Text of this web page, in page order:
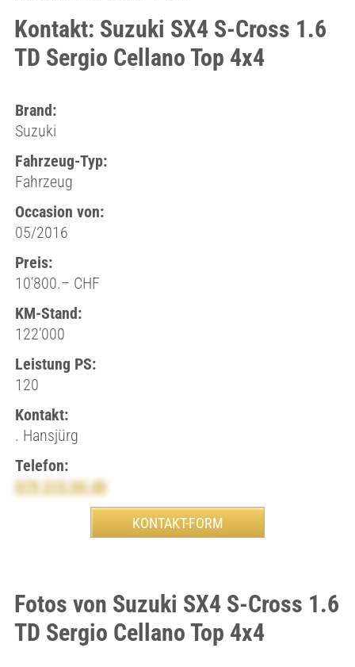
Kontakt: Suzuki SX4 S-Cross 1.6
TD Sergio Cellano Top 4x4
Brand:
Suzuki
Fahrzeug-Typ:
Fahrzeug
Occasion von:
05/2016
Preis:
10’800.– CHF
KM-Stand:
122’000
Leistung PS:
120
Kontakt:
. Hansjürg
Telefon:
079 315 04 48
Fotos von Suzuki SX4 S-Cross 1.6
TD Sergio Cellano Top 4x4